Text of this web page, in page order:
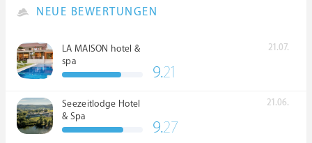
NEUE BEWERTUNGEN
LA MAISON hotel &
spa
21.07.
9.21
Seezeitlodge Hotel
& Spa
21.06.
9.27